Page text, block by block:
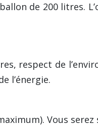
de 200 litres.
respect de
l’énergie.
Vous